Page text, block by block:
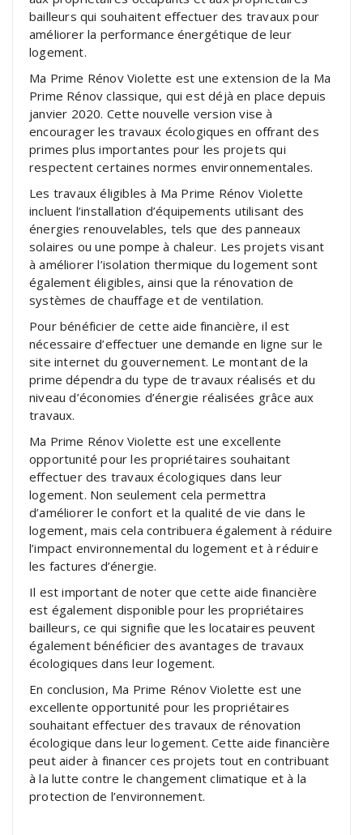
bailleurs qui souhaitent effectuer des travaux pour
améliorer la performance énergétique de leur
logement.
Ma Prime Rénov Violette est une extension de la Ma
Prime Rénov classique, qui est déjà en place depuis
janvier 2020. Cette nouvelle version vise à
encourager les travaux écologiques en offrant des
primes plus importantes pour les projets qui
respectent certaines normes environnementales.
Les travaux éligibles à Ma Prime Rénov Violette
incluent l’installation d’équipements utilisant des
énergies renouvelables, tels que des panneaux
solaires ou une pompe à chaleur. Les projets visant
à améliorer l’isolation thermique du logement sont
également éligibles, ainsi que la rénovation de
systèmes de chauffage et de ventilation.
Pour bénéficier de cette aide financière, il est
nécessaire d’effectuer une demande en ligne sur le
site internet du gouvernement. Le montant de la
prime dépendra du type de travaux réalisés et du
niveau d’économies d’énergie réalisées grâce aux
travaux.
Ma Prime Rénov Violette est une excellente
opportunité pour les propriétaires souhaitant
effectuer des travaux écologiques dans leur
logement. Non seulement cela permettra
d’améliorer le confort et la qualité de vie dans le
logement, mais cela contribuera également à réduire
l’impact environnemental du logement et à réduire
les factures d’énergie.
Il est important de noter que cette aide financière
est également disponible pour les propriétaires
bailleurs, ce qui signifie que les locataires peuvent
également bénéficier des avantages de travaux
écologiques dans leur logement.
En conclusion, Ma Prime Rénov Violette est une
excellente opportunité pour les propriétaires
souhaitant effectuer des travaux de rénovation
écologique dans leur logement. Cette aide financière
peut aider à financer ces projets tout en contribuant
à la lutte contre le changement climatique et à la
protection de l’environnement.